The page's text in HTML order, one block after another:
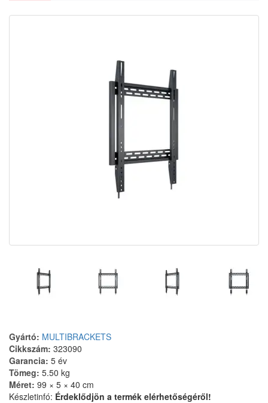
Gyártó: MULTIBRACKETS
Cikkszám: 323090
Garancia: 5 év
Tömeg: 5.50 kg
Méret: 99 × 5 × 40 cm
Készletinfó: Érdeklődjön a termék elérhetőségéről!